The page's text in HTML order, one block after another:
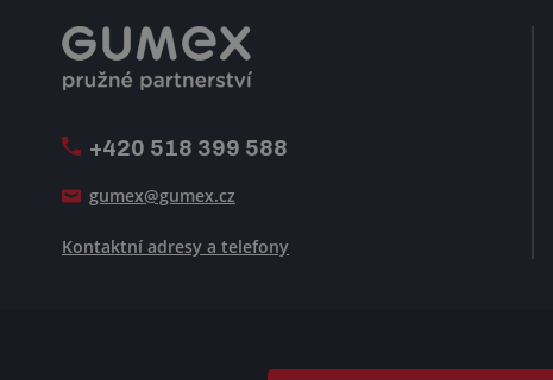
+420 518 399 588
gumex@gumex.cz
Kontaktní adresy a telefony